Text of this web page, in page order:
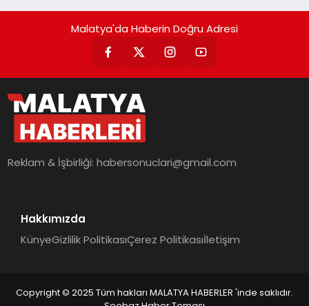
Malatya'da Haberin Doğru Adresi
Reklam & İşbirliği:habersonuclari@gmail.com
Hakkımızda
KünyeGizlilik PolitikasıÇerez Politikasıİletişim
Copyright © 2025 Tüm hakları MALATYA HABERLER 'inde saklıdır.